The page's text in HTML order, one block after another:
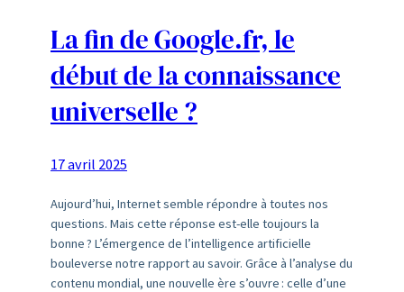
La fin de Google.fr, le
début de la connaissance
universelle ?
17 avril 2025
Aujourd’hui, Internet semble répondre à toutes nos
questions. Mais cette réponse est-elle toujours la
bonne ? L’émergence de l’intelligence artificielle
bouleverse notre rapport au savoir. Grâce à l’analyse du
contenu mondial, une nouvelle ère s’ouvre : celle d’une